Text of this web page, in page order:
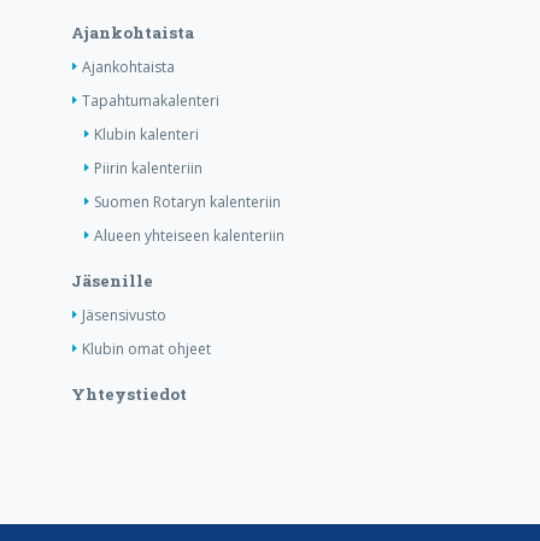
Ajankohtaista
Ajankohtaista
Tapahtumakalenteri
Klubin kalenteri
Piirin kalenteriin
Suomen Rotaryn kalenteriin
Alueen yhteiseen kalenteriin
Jäsenille
Jäsensivusto
Klubin omat ohjeet
Yhteystiedot